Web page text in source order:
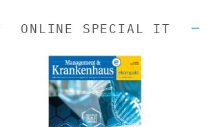
ONLINE SPECIAL IT